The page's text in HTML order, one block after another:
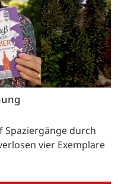
Spaziergänge durch
vier Exemplare